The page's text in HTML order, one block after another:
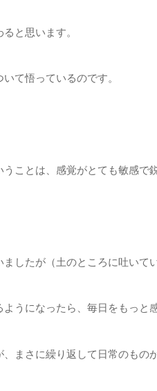
と思います。
て悟っているのです。
ことは、感覚がとても敏感で
したが（土のところに吐いて
うになったら、毎日をもっと
まさに繰り返して日常のもの